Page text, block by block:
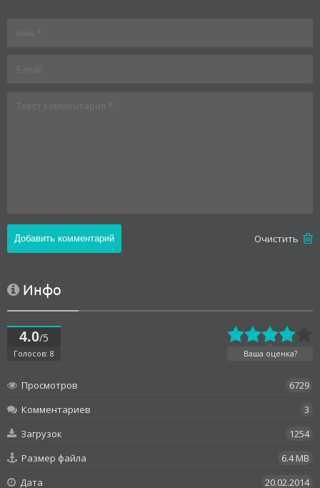
Oчистить
Инфо
4.0/5
Голосов: 8 Ваша оценка?
Просмотров
6729
Комментариев
3
Загрузок
1254
Размер файла
6.4 MB
Дата
20.02.2014